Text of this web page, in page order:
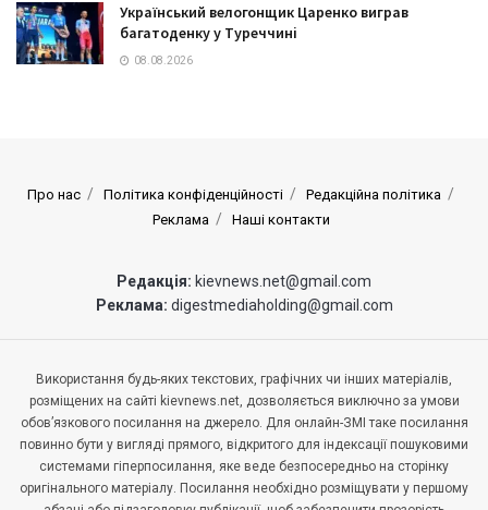
Український велогонщик Царенко виграв
багатоденку у Туреччині
08.08.2026
Про нас Політика конфіденційності
Редакційна політика
Реклама
Наші контакти
Редакція: kievnews.net@gmail.com
Реклама: digestmediaholding@gmail.com
Використання будь-яких текстових, графічних чи інших матеріалів,
розміщених на сайті kievnews.net, дозволяється виключно за умови
обов’язкового посилання на джерело. Для онлайн-ЗМІ таке посилання
повинно бути у вигляді прямого, відкритого для індексації пошуковими
системами гіперпосилання, яке веде безпосередньо на сторінку
оригінального матеріалу. Посилання необхідно розміщувати у першому